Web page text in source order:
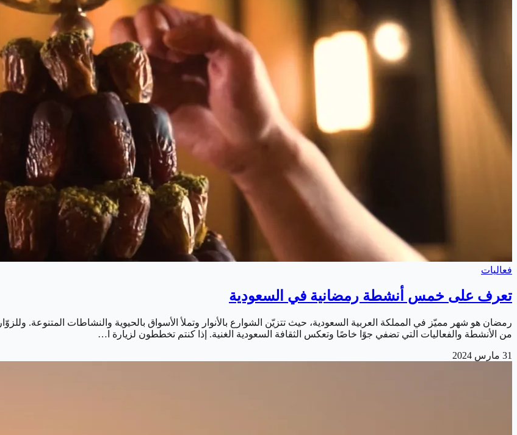
فعاليات
تعرف على خمس أنشطة رمضانية في السعودية
رمضان هو شهر مميّز في المملكة العربية السعودية، حيث تتزيّن الشوارع بالأنوار وتملأ الأسواق بالحيوية والنشاطات المتنوعة.
من الأنشطة والفعاليات التي تضفي جوًا خاصًا وتعكس الثقافة السعودية الغنية. إذا كنتم تخططون لزيارة ا…
31 مارس 2024